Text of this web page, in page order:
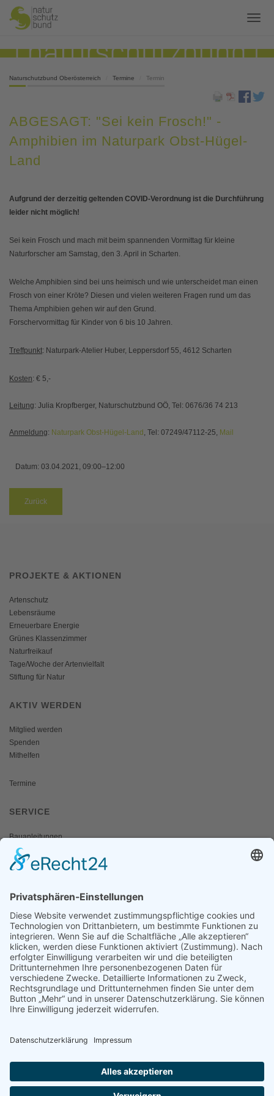
Naturschutzbund Oberösterreich Termine Termin
ABGESAGT: "Sei kein Frosch!" -
Amphibien im Naturpark Obst-Hügel-
Land
Aufgrund der derzeitig geltenden COVID-Verordnung ist die Durchführung
leider nicht möglich!
Sei kein Frosch und mach mit beim spannenden Vormittag für kleine
Naturforscher am Samstag, den 3. April in Scharten.
Welche Amphibien sind bei uns heimisch und wie unterscheidet man einen
Frosch von einer Kröte? Diesen und vielen weiteren Fragen rund um das
Thema Amphibien gehen wir auf den Grund.
Forschervormittag für Kinder von 6 bis 10 Jahren.
Treffpunkt: Naturpark-Atelier Huber, Leppersdorf 55, 4612 Scharten
Kosten: € 5,-
Leitung: Julia Kropfberger, Naturschutzbund OÖ, Tel: 0676/36 74 213
Anmeldung: Naturpark Obst-Hügel-Land , Tel: 07249/47112-25, Mail
Datum: 03.04.2021, 09:00–12:00
Zurück
PROJEKTE & AKTIONEN
Artenschutz
Lebensräume
Erneuerbare Energie
Grünes Klassenzimmer
Naturfreikauf
Tage/Woche der Artenvielfalt
Stiftung für Natur
AKTIV WERDEN
Mitglied werden
Spenden
Mithelfen
Termine
SERVICE
Bauanleitungen
Schulangebote
Shop
MEDIEN & PRESSE
Informationsfalter
Informativ
Otternet
natur & land
Presse
ÜBER UNS
Regionalgruppen
Statuten